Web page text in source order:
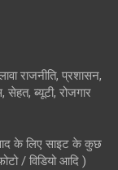
राजनीति, प्रशासन,
ब्यूटी, रोजगार
के लिए साइट के कुछ
/ विडियो आदि )